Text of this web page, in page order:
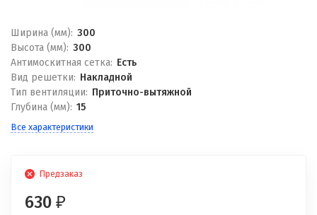
Ширина (мм): 300
Высота (мм): 300
Антимоскитная сетка: Есть
Вид решетки: Накладной
Тип вентиляции: Приточно-вытяжной
Глубина (мм): 15
Все характеристики
Предзаказ
630 ₽